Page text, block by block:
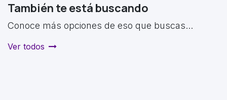
También te está buscando
Conoce más opciones de eso que buscas...
Ver todos